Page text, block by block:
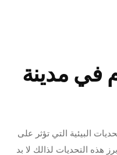
في مدينة
البيئية التي تؤثر على
هذه التحديات لذالك لا بد